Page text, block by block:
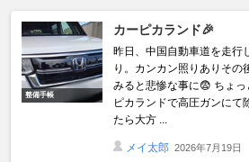
整備手帳
カーピカランド🎉
昨日、中国自動車道を走行
り。カンカン照りありその
みると悲惨な事に😨 ちょ
ピカランドで高圧ガンにて
たら大方 ...
メイ太郎 2026年7月19日